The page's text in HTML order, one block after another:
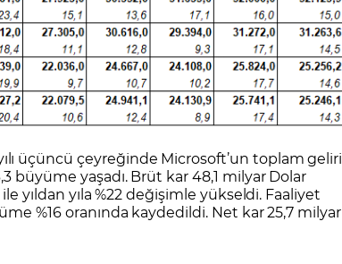
üçüncü çeyreğinde Microsoft’un toplam geliri
büyüme yaşadı. Brüt kar 48,1 milyar Dolar
yıldan yıla %22 değişimle yükseldi. Faaliyet
%16 oranında kaydedildi. Net kar 25,7 milyar